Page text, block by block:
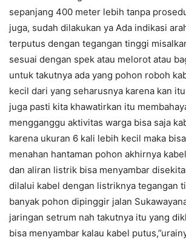
sepanjang 400 meter lebih tanpa
juga, sudah dilakukan ya Ada indikasi
terputus dengan tegangan tinggi
sesuai dengan spek atau melorot atau
untuk takutnya ada yang pohon roboh
kecil dari yang seharusnya karena kan
juga pasti kita khawatirkan itu
mengganggu aktivitas warga bisa saja
karena ukuran 6 kali lebih kecil maka
menahan hantaman pohon akhirnya
dan aliran listrik bisa menyambar
dilalui kabel dengan listriknya tegangan
banyak pohon dipinggir jalan
jaringan setrum nah takutnya itu yang
bisa menyambar kalau kabel